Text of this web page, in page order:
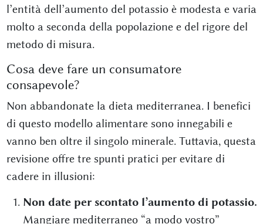
l’entità dell’aumento del potassio è modesta e varia
molto a seconda della popolazione e del rigore del
metodo di misura.
Cosa deve fare un consumatore
consapevole?
Non abbandonate la dieta mediterranea. I benefici
di questo modello alimentare sono innegabili e
vanno ben oltre il singolo minerale. Tuttavia, questa
revisione offre tre spunti pratici per evitare di
cadere in illusioni:
Non date per scontato l’aumento di potassio.
Mangiare mediterraneo “a modo vostro”